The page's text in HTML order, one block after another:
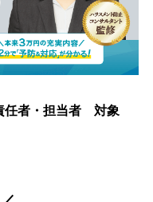
任者・担当者 対象